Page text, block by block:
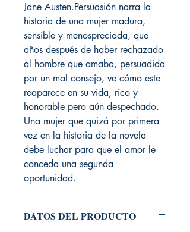
Jane Austen.Persuasión narra la
historia de una mujer madura,
sensible y menospreciada, que
años después de haber rechazado
al hombre que amaba, persuadida
por un mal consejo, ve cómo este
reaparece en su vida, rico y
honorable pero aún despechado.
Una mujer que quizá por primera
vez en la historia de la novela
debe luchar para que el amor le
conceda una segunda
oportunidad.
DATOS DEL PRODUCTO